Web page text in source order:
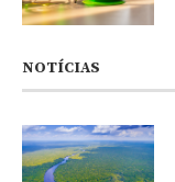
NOTÍCIAS